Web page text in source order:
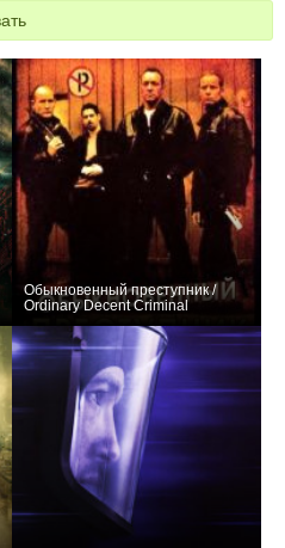
Обыкновенный преступник /
Ordinary Decent Criminal